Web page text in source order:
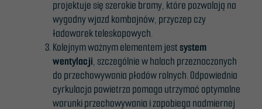
projektuje się szerokie bramy, które pozwalają na
wygodny wjazd kombajnów, przyczep czy
ładowarek teleskopowych.
Kolejnym ważnym elementem jestsystem
wentylacji, szczególnie w halach przeznaczonych
do przechowywania płodów rolnych. Odpowiednia
cyrkulacja powietrza pomaga utrzymać optymalne
warunki przechowywania i zapobiega nadmiernej